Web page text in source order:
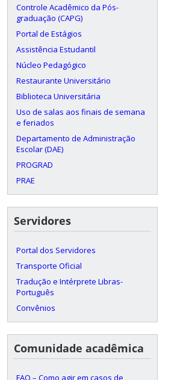
Controle Acadêmico da Pós-
graduação (CAPG)
Portal de Estágios
Assistência Estudantil
Núcleo Pedagógico
Restaurante Universitário
Biblioteca Universitária
Uso de salas aos finais de semana
e feriados
Departamento de Administração
Escolar (DAE)
PROGRAD
PRAE
Servidores
Portal dos Servidores
Transporte Oficial
Tradução e Intérprete Libras-
Português
Convênios
Comunidade acadêmica
FAQ – Como agir em casos de